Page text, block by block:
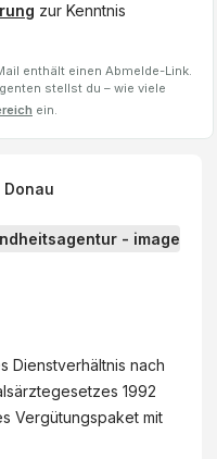
zur Kenntnis
enthält einen Abmelde-Link.
stellst du – wie viele
ein.
Donau
Dienstverhältnis nach
1992
Vergütungspaket mit